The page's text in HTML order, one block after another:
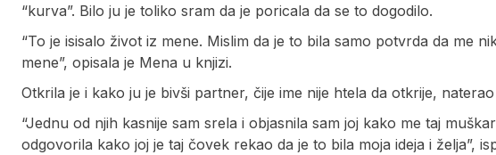
“kurva”. Bilo ju je toliko sram da je poricala da se to dogodilo.
“To je isisalo život iz mene. Mislim da je to bila samo potvrda da me
mene”, opisala je Mena u knjizi.
Otkrila je i kako ju je bivši partner, čije ime nije htela da otkrije,
“Jednu od njih kasnije sam srela i objasnila sam joj kako me taj
odgovorila kako joj je taj čovek rekao da je to bila moja ideja i želja”,